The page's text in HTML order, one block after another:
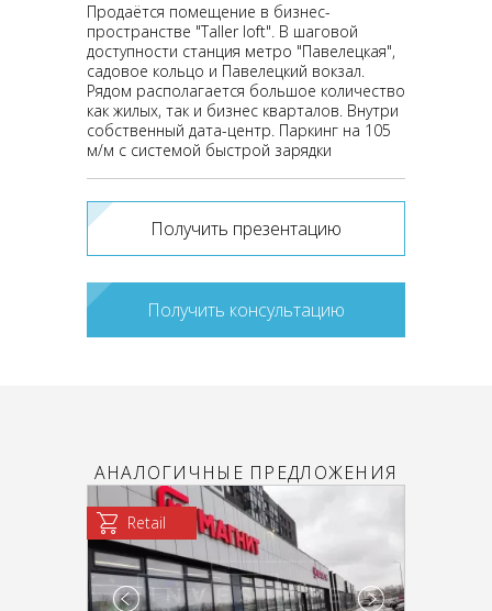
Продаётся помещение в бизнес-
пространстве "Taller loft". В шаговой
доступности станция метро "Павелецкая",
садовое кольцо и Павелецкий вокзал.
Рядом располагается большое количество
как жилых, так и бизнес кварталов. Внутри
собственный дата-центр. Паркинг на 105
м/м с системой быстрой зарядки
Получить презентацию
Получить консультацию
АНАЛОГИЧНЫЕ ПРЕДЛОЖЕНИЯ
Retail